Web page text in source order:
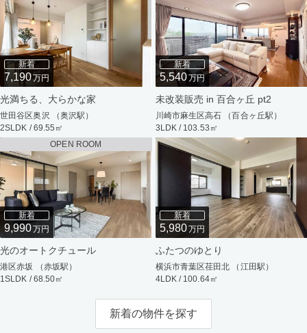
新着
7,190万円
光満ちる、大らかな家
世田谷区奥沢 （奥沢駅）
2SLDK / 69.55㎡
新着
5,540万円
未改装販売 in 百合ヶ丘 pt2
川崎市麻生区高石 （百合ヶ丘駅）
3LDK / 103.53㎡
OPEN ROOM
新着
9,990万円
光のオートクチュール
港区赤坂 （赤坂駅）
1SLDK / 68.50㎡
新着
5,980万円
ふたつのゆとり
横浜市青葉区荏田北 （江田駅）
4LDK / 100.64㎡
新着の物件を探す